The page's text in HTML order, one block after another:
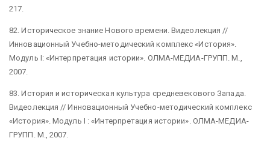
217.
82. Историческое знание Нового времени. Видеолекция //
Инновационный Учебно-методический комплекс «История».
Модуль I: «Интерпретация истории». ОЛМА-МЕДИА-ГРУПП. М.,
2007.
83. История и историческая культура средневекового Запада.
Видеолекция // Инновационный Учебно-методический комплекс
«История». Модуль I : «Интерпретация истории». ОЛМА-МЕДИА-
ГРУПП. М., 2007.